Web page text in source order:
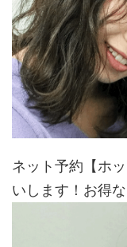
ネット予約【ホ
いします！お得